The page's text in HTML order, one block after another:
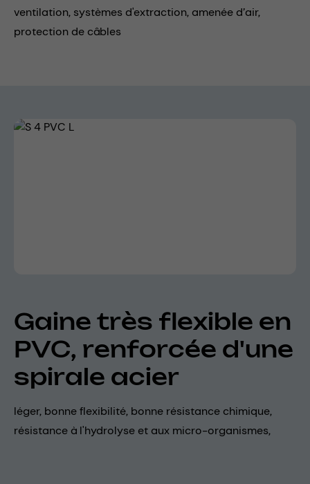
ventilation, systèmes d'extraction, amenée d’air,
protection de câbles
Skip image gallery
Gaine très flexible en
PVC, renforcée d'une
spirale acier
léger, bonne flexibilité, bonne résistance chimique,
résistance à l'hydrolyse et aux micro-organismes,